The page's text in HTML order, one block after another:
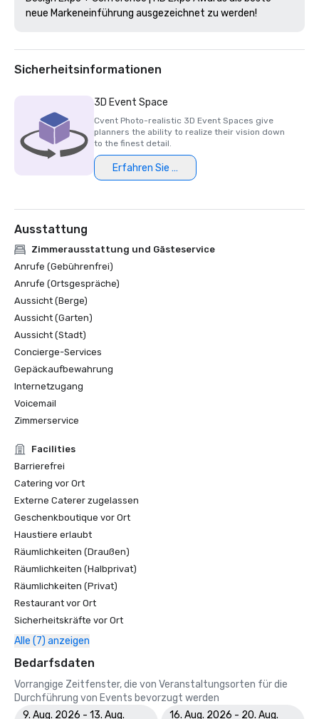
neue Markeneinführung ausgezeichnet zu werden!
Sicherheitsinformationen
3D Event Space
Cvent Photo-realistic 3D Event Spaces give
planners the ability to realize their vision down
to the finest detail.
Erfahren Sie mehr
Ausstattung
Zimmerausstattung und Gästeservice
Anrufe (Gebührenfrei)
Anrufe (Ortsgespräche)
Aussicht (Berge)
Aussicht (Garten)
Aussicht (Stadt)
Concierge-Services
Gepäckaufbewahrung
Internetzugang
Voicemail
Zimmerservice
Facilities
Barrierefrei
Catering vor Ort
Externe Caterer zugelassen
Geschenkboutique vor Ort
Haustiere erlaubt
Räumlichkeiten (Draußen)
Räumlichkeiten (Halbprivat)
Räumlichkeiten (Privat)
Restaurant vor Ort
Sicherheitskräfte vor Ort
Alle (7) anzeigen
Bedarfsdaten
Vorrangige Zeitfenster, die von Veranstaltungsorten für die
Durchführung von Events bevorzugt werden
9. Aug. 2026 - 13. Aug.
16. Aug. 2026 - 20. Aug.